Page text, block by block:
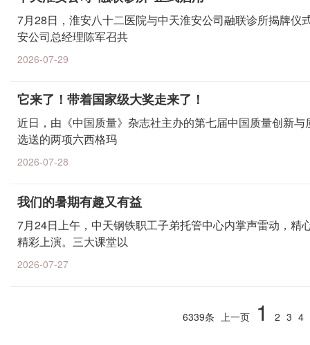
7月28日，淮安八十二医院与中天淮安公司融联诊所揭牌
安公司总经理陈军召共
2026-07-29
它来了！带着国家级大奖走来了！
近日，由《中国质量》杂志社主办的第七届中国质量创新
选送的两项六西格玛
2026-07-28
我们的暑期有趣又有益
7月24日上午，中天钢铁职工子弟托管中心内掌声雷动，
精彩上演。三大课堂以
2026-07-27
6339条 上一页 1 2 3 4